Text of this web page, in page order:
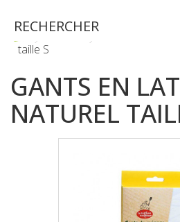
Hygiène
taille S
GANTS EN
NATUREL